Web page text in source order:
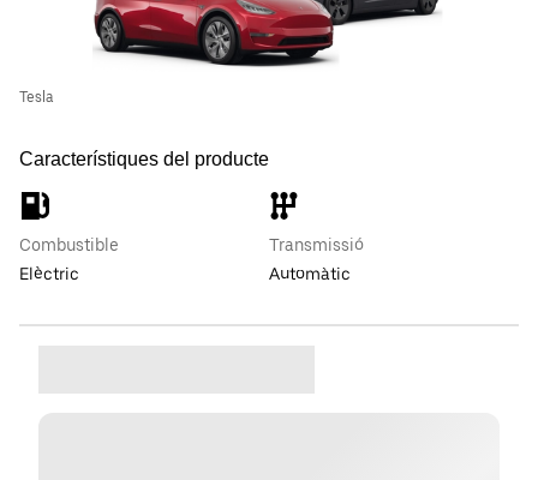
Tesla
Característiques del producte
Combustible
Elèctric
Transmissió
Automàtic